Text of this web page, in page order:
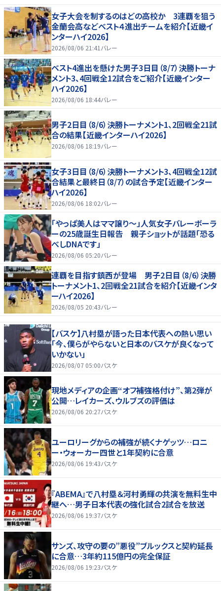
女子大会を制するのはどの高校か 3連覇を狙う
金蘭会高などベスト４進出チームを紹介【近畿イ
ンターハイ2026】
2026/08/06 21:41 バレー
ベスト4進出を懸けた男子3日目（8/7）決勝トーナ
メント3、4回戦全12試合をご紹介【近畿インター
ハイ2026】
2026/08/06 18:44バレー
男子2日目（8/6）決勝トーナメント1、2回戦全21試
合の結果【近畿インターハイ2026】
2026/08/06 18:19バレー
女子3日目（8/6）決勝トーナメント3、4回戦全12試
合結果と最終日（8/7）の試合予定【近畿インター
ハイ2026】
2026/08/06 18:02バレー
「やっぱ美人はママ譲り～」人気女子バレーボーラ
ーの25歳誕生日報告 親子ショットが話題「恐る
べしDNAです」
2026/08/06 05:20バレー
連覇を目指す鎮西が登場 男子2日目（8/6）決勝
トーナメント1、2回戦全21試合を紹介【近畿インタ
ーハイ2026】
2026/08/05 20:43バレー
【バスケ】八村塁が語った日本代表への熱い思い
「今、僕らがやらないと日本のバスケが良くなって
いかない」
2026/08/07 05:00バスケ
現地メディアの企画“オフ補強格付け”、第2弾が
公開…レイカーズ、ウルブズの評価は
2026/08/06 20:27バスケ
ユーロリーグからの補強が続くナゲッツ…ロニ
ー・ウォーカー四世と1年契約に合意
2026/08/06 19:43バスケ
『ABEMA』で八村塁＆河村勇輝の共演を無料生中
継へ…男子日本代表の強化試合2試合を放送
2026/08/06 19:37バスケ
サンズ、攻守の要の”悪役”ブルックスと契約延長
に合意…3年約115億円の完全保証
2026/08/06 19:23バスケ